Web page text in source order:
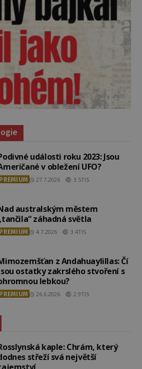
události roku 2023: Jsou
v obležení UFO?
PREMIUM 27.7.2026 3.5TIS
australským městem
záhadná světla
PREMIUM 4.7.2026 3.4TIS
z Andahuaylillas: Čí
ostatky zakrslého stvoření s
lebkou?
PREMIUM 26.6.2026 2.9TIS
kaple: Chrám, který
střeží svá největší